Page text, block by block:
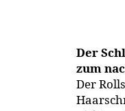
Der
zum
Der